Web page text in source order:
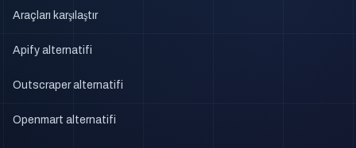
Araçları karşılaştır
Apify alternatifi
Outscraper alternatifi
Openmart alternatifi